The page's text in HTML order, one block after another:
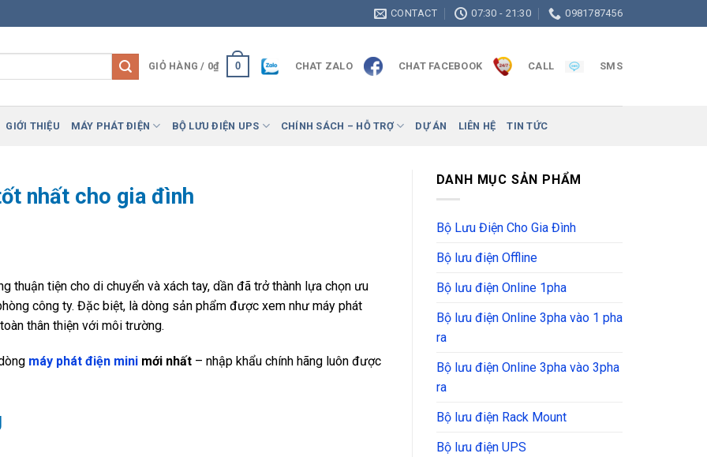
CONTACT 07:30 - 21:30 0981787456
GIỎ HÀNG / 0₫ 0 CHAT ZALO CHAT FACEBOOK CALL SMS
GIỚI THIỆU MÁY PHÁT ĐIỆN BỘ LƯU ĐIỆN UPS CHÍNH SÁCH – HỖ TRỢ DỰ ÁN LIÊN HỆ TIN TỨC
nhất cho gia đình
thuận tiện cho di chuyển và xách tay, dần đã trở thành lựa chọn ưu
công ty. Đặc biệt, là dòng sản phẩm được xem như máy phát
thân thiện với môi trường.
máy phát điện mini mới nhất – nhập khẩu chính hãng luôn được
DANH MỤC SẢN PHẨM
Bộ Lưu Điện Cho Gia Đình
Bộ lưu điện Offline
Bộ lưu điện Online 1pha
Bộ lưu điện Online 3pha vào 1 pha
ra
Bộ lưu điện Online 3pha vào 3pha
ra
Bộ lưu điện Rack Mount
Bộ lưu điện UPS